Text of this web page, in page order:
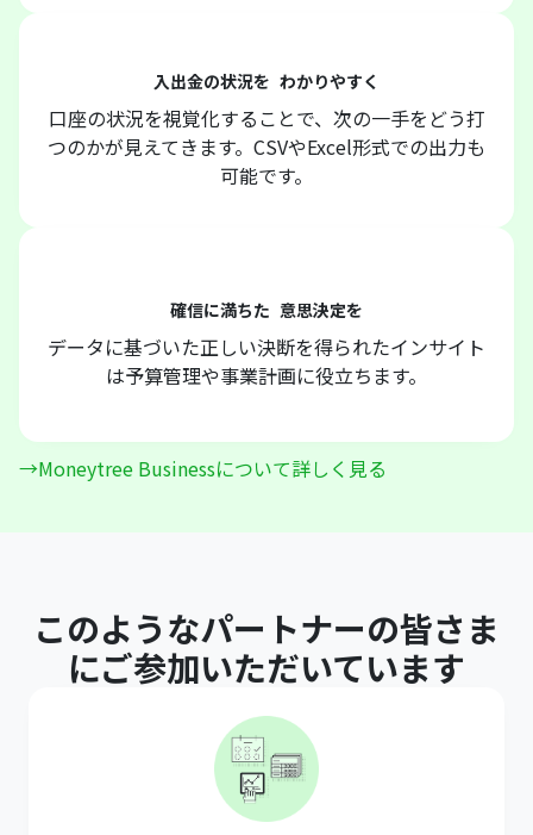
入出金の状況を わかりやすく
口座の状況を視覚化することで、次の一手をどう打
つのかが見えてきます。CSVやExcel形式での出力も
可能です。
確信に満ちた 意思決定を
データに基づいた正しい決断を得られたインサイト
は予算管理や事業計画に役立ちます。
→Moneytree Businessについて詳しく見る
このようなパートナーの皆さま
にご参加いただいています